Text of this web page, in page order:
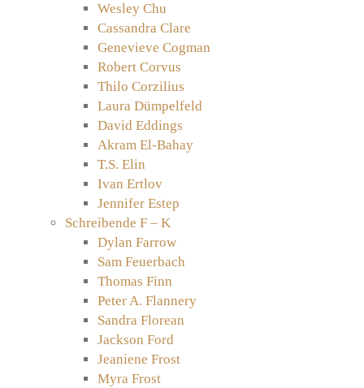
Wesley Chu
Cassandra Clare
Genevieve Cogman
Robert Corvus
Thilo Corzilius
Laura Dümpelfeld
David Eddings
Akram El-Bahay
T.S. Elin
Ivan Ertlov
Jennifer Estep
Schreibende F – K
Dylan Farrow
Sam Feuerbach
Thomas Finn
Peter A. Flannery
Sandra Florean
Jackson Ford
Jeaniene Frost
Myra Frost